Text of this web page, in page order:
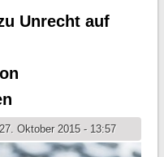
Unrecht auf
Oktober 2015 - 13:57